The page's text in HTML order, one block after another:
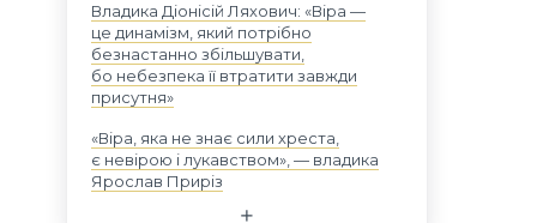
Владика Діонісій Ляхович: «Віра —
це динамізм, який потрібно
безнастанно збільшувати,
бо небезпека її втратити завжди
присутня»
«Віра, яка не знає сили хреста,
є невірою і лукавством», — владика
Ярослав Приріз